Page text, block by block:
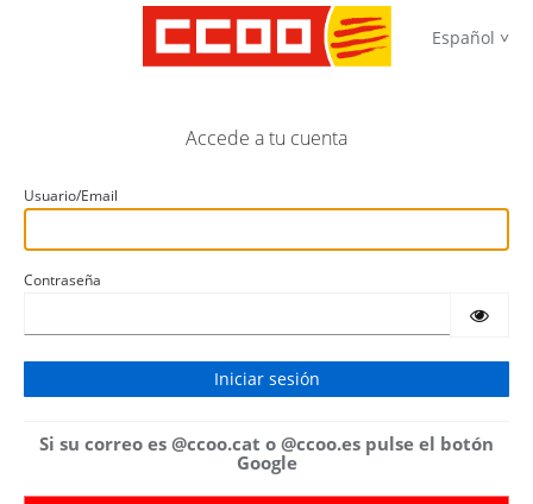
Español
Accede a tu cuenta
Usuario/Email
Contraseña
Si su correo es @ccoo.cat o @ccoo.es pulse el botón
Google